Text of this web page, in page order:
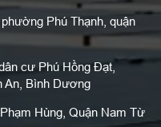
Phú Thạnh, quận
cư Phú Hồng Đạt,
An, Bình Dương
Hùng, Quận Nam Từ